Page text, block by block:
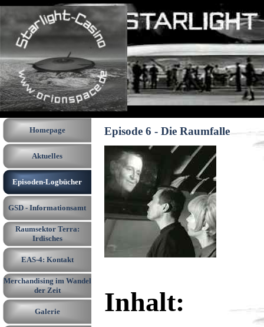
Direkt zum Seiteninhalt
Menü überspringen
Homepage
Aktuelles
Episoden-Logbücher ▼
GSD - Informationsamt
Raumsektor Terra:
Irdisches
EAS-4: Kontakt ▼
Merchandising im Wandel
der Zeit
Galerie ▼
Episode 6 - Die Raumfalle
Inhalt: